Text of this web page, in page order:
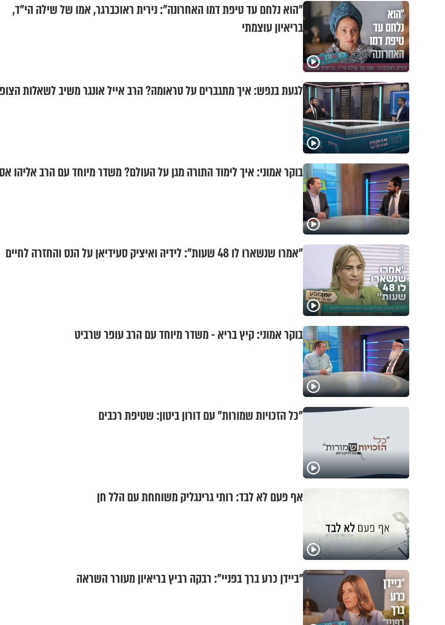
"הוא נלחם עד טיפת דמו האחרונה": נירית ראוכברגר, אמו של שילה הי"ד,
בריאיון עוצמתי
לגעת בנפש: איך מתגברים על טראומה? הרב אייל אונגר משיב לשאלות
בוקר אמוני: איך לימוד התורה מגן על העולם? משדר מיוחד עם הרב אליהו
"אמרו שנשארו לו 48 שעות": לידיה ואיציק סעידיאן על הנס והחזרה לחיים
בוקר אמוני: קיץ בריא - משדר מיוחד עם הרב עופר שרביט
"כל הזכויות שמורות" עם דורון ביטון: שטיפת רכבים
אף פעם לא לבד: רותי גרינגליק משוחחת עם הלל חן
"ביידן כרע ברך בפניי": רבקה רביץ בריאיון מעורר השראה